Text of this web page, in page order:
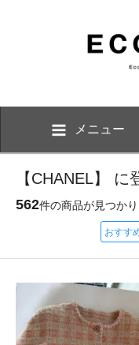
メニュー
【CHANEL】
562件の商品が見つか
おすす